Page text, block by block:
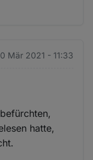
Mär 2021 - 11:33
hatte,